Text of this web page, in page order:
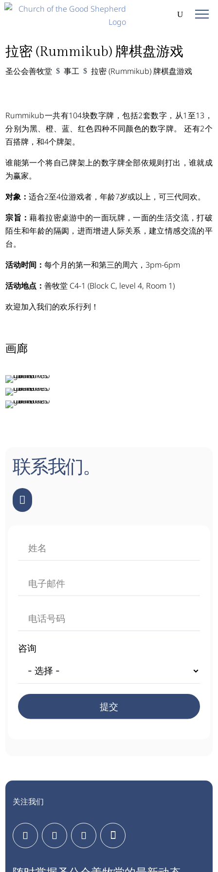
简体中文
拉密 (Rummikub) 牌棋盘游戏
圣公会善牧堂 $ 事工 $ 拉密 (Rummikub) 牌棋盘游戏
Rummikub一共有104块数字牌，包括2套数字，从1至13，
分别为黑、橙、蓝、红色四种不同颜色的数字牌。 还有2个
百搭牌，和4个牌架。
谁能第一个将自己牌架上的数字牌全部依规则打出，谁就成
为赢家。
对象：适合2至4位游戏者，年龄7岁或以上，可三代同欢。
宗旨：藉着拉密桌游中的一面玩牌，一面的生活交流，打破
陌生和年龄的隔阂，进而增进人际关系，建立情感交流的平
台。
活动时间：每个月的第一和第三的周六，3pm-6pm
活动地点：善牧堂 C4-1 (Block C, level 4, Room 1)
欢迎加入我们的欢乐行列！
画廊
联系我们。

咨询
提交
关注我们